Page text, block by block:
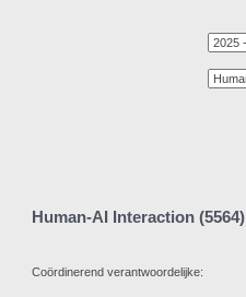
Human-AI Interaction (5564)
Coördinerend verantwoordelijke: